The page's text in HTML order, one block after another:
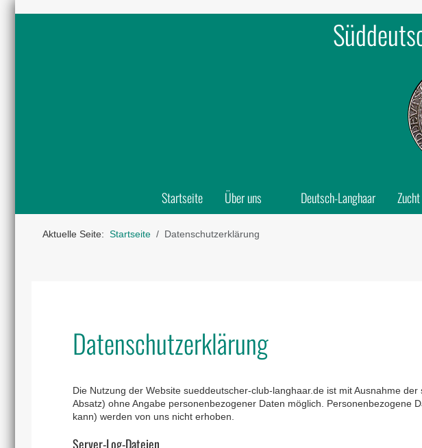
Startseite Über uns Deutsch-Langhaar Zucht
Aktuelle Seite: Startseite Datenschutzerklärung
Datenschutzerklärung
Die Nutzung der Website sueddeutscher-club-langhaar.de ist mit Ausnahme
Absatz) ohne Angabe personenbezogener Daten möglich. Personenbezogene
kann) werden von uns nicht erhoben.
Server-Log-Dateien